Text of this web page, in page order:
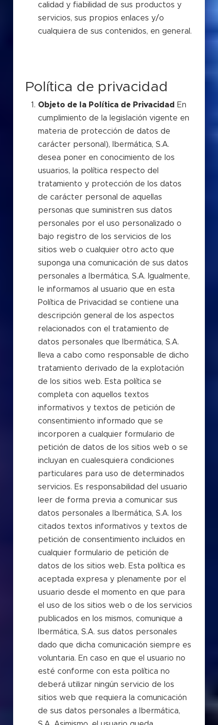
calidad y fiabilidad de sus productos y
servicios, sus propios enlaces y/o
cualquiera de sus contenidos, en general.
Política de privacidad
Objeto de la Política de Privacidad
En
cumplimiento de la legislación vigente en
materia de protección de datos de
carácter personal), Ibermática, S.A.
desea poner en conocimiento de los
usuarios, la política respecto del
tratamiento y protección de los datos
de carácter personal de aquellas
personas que suministren sus datos
personales por el uso personalizado o
bajo registro de los servicios de los
sitios web o cualquier otro acto que
suponga una comunicación de sus datos
personales a Ibermática, S.A. Igualmente,
le informamos al usuario que en esta
Política de Privacidad se contiene una
descripción general de los aspectos
relacionados con el tratamiento de
datos personales que Ibermática, S.A.
lleva a cabo como responsable de dicho
tratamiento derivado de la explotación
de los sitios web. Esta política se
completa con aquellos textos
informativos y textos de petición de
consentimiento informado que se
incorporen a cualquier formulario de
petición de datos de los sitios web o se
incluyan en cualesquiera condiciones
particulares para uso de determinados
servicios. Es responsabilidad del usuario
leer de forma previa a comunicar sus
datos personales a Ibermática, S.A. los
citados textos informativos y textos de
petición de consentimiento incluidos en
cualquier formulario de petición de
datos de los sitios web. Esta política es
aceptada expresa y plenamente por el
usuario desde el momento en que para
el uso de los sitios web o de los servicios
publicados en los mismos, comunique a
Ibermática, S.A. sus datos personales
dado que dicha comunicación siempre es
voluntaria. En caso en que el usuario no
esté conforme con esta política no
deberá utilizar ningún servicio de los
sitios web que requiera la comunicación
de sus datos personales a Ibermática,